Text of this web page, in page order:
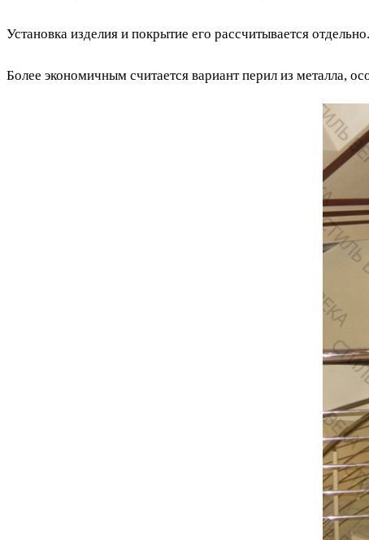
Установка изделия и покрытие его рассчитывается
Более экономичным считается вариант перил из металла,